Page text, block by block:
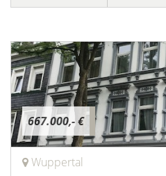
667.000,- €
Wuppertal